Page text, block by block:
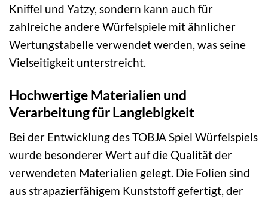
Kniffel und Yatzy, sondern kann auch für
zahlreiche andere Würfelspiele mit ähnlicher
Wertungstabelle verwendet werden, was seine
Vielseitigkeit unterstreicht.
Hochwertige Materialien und
Verarbeitung für Langlebigkeit
Bei der Entwicklung des TOBJA Spiel Würfelspiels
wurde besonderer Wert auf die Qualität der
verwendeten Materialien gelegt. Die Folien sind
aus strapazierfähigem Kunststoff gefertigt, der